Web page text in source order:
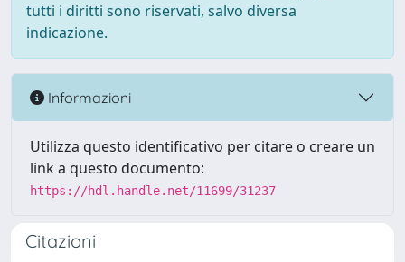
tutti i diritti sono riservati, salvo diversa
indicazione.
Informazioni
Utilizza questo identificativo per citare o creare un
link a questo documento:
https://hdl.handle.net/11699/31237
Citazioni